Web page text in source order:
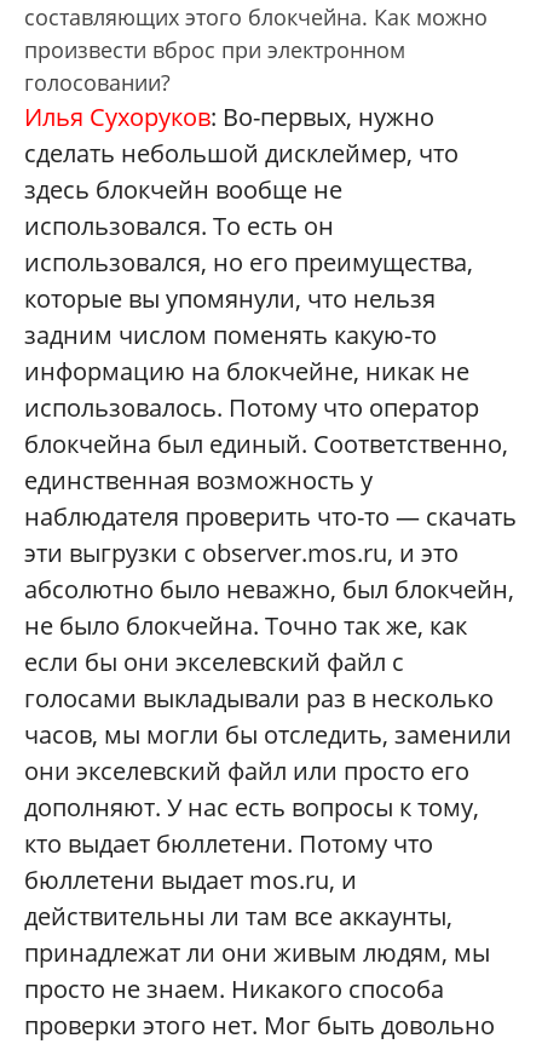
составляющих этого блокчейна. Как можно
произвести вброс при электронном
голосовании?
Илья Сухоруков: Во-первых, нужно
сделать небольшой дисклеймер, что
здесь блокчейн вообще не
использовался. То есть он
использовался, но его преимущества,
которые вы упомянули, что нельзя
задним числом поменять какую-то
информацию на блокчейне, никак не
использовалось. Потому что оператор
блокчейна был единый. Соответственно,
единственная возможность у
наблюдателя проверить что-то — скачать
эти выгрузки с observer.mos.ru, и это
абсолютно было неважно, был блокчейн,
не было блокчейна. Точно так же, как
если бы они экселевский файл с
голосами выкладывали раз в несколько
часов, мы могли бы отследить, заменили
они экселевский файл или просто его
дополняют. У нас есть вопросы к тому,
кто выдает бюллетени. Потому что
бюллетени выдает mos.ru, и
действительны ли там все аккаунты,
принадлежат ли они живым людям, мы
просто не знаем. Никакого способа
проверки этого нет. Мог быть довольно